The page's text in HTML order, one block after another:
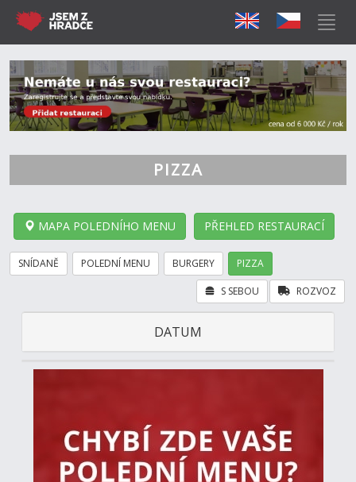
PIZZA
MAPA POLEDNÍHO MENU PŘEHLED RESTAURACÍ
SNÍDANĚ POLEDNÍ MENU BURGERY PIZZA
ROZVOZ
S SEBOU
DATUM